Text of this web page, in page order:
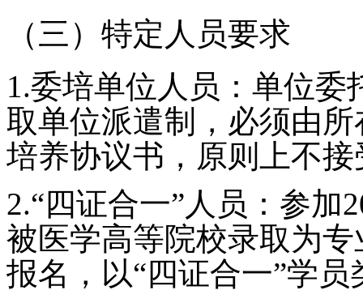
（三）特定人员要求
1.委培单位人员：单位委
取单位派遣制，必须由
培养协议书，原则上不
2.“四证合一”人员：参加
被医学高等院校录取为
报名，以“四证合一”学